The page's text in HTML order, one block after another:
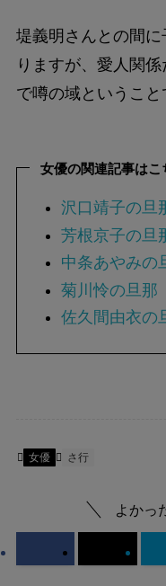
堤義明さんとの間
りますが、愛人関
で噂の域ということ
女優の関連記事はこ
沢口靖子の旦
芳根京子の旦
中条あやみの
菊川怜の旦那
佐久間由衣の
女優 さ行
よかっ